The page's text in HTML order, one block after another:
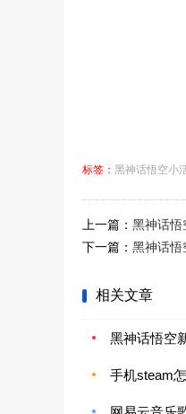
标签： 黑神话悟空小
上一篇： 黑神话悟
下一篇： 黑神话悟
相关文章
黑神话悟空
手机steam